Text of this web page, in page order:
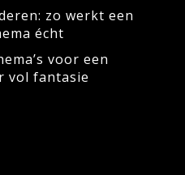
zo werkt een
écht
voor een
vol fantasie